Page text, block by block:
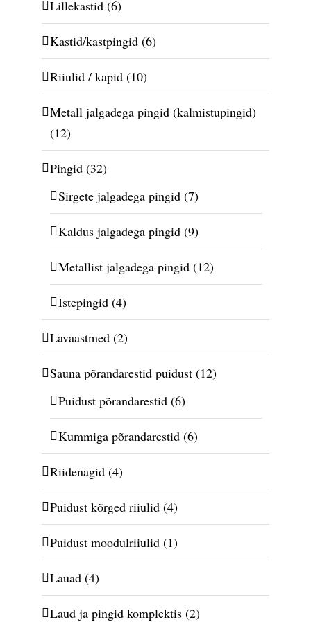
Lillekastid (6)
Kastid/kastpingid (6)
Riiulid / kapid (10)
Metall jalgadega pingid (kalmistupingid)
(12)
Pingid (32)
Sirgete jalgadega pingid (7)
Kaldus jalgadega pingid (9)
Metallist jalgadega pingid (12)
Istepingid (4)
Lavaastmed (2)
Sauna põrandarestid puidust (12)
Puidust põrandarestid (6)
Kummiga põrandarestid (6)
Riidenagid (4)
Puidust kõrged riiulid (4)
Puidust moodulriiulid (1)
Lauad (4)
Laud ja pingid komplektis (2)